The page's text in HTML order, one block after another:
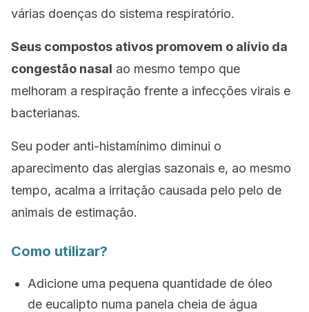
várias doenças do sistema respiratório.
Seus compostos ativos promovem o alívio da
congestão nasal ao mesmo tempo que
melhoram a respiração frente a infecções virais e
bacterianas.
Seu poder anti-histamínimo diminui o
aparecimento das alergias sazonais e, ao mesmo
tempo, acalma a irritação causada pelo pelo de
animais de estimação.
Como utilizar?
Adicione uma pequena quantidade de óleo
de eucalipto numa panela cheia de água